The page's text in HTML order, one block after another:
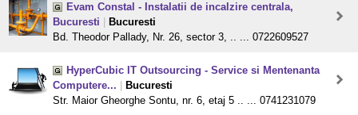
Evam Constal - Instalatii de incalzire centrala,
Bucuresti
Bucuresti
Bd. Theodor Pallady, Nr. 26, sector 3, .. ... 0722609527
HyperCubic IT Outsourcing - Service si Mentenanta
Computere...
Bucuresti
Str. Maior Gheorghe Sontu, nr. 6, etaj 5 .. ... 0741231079